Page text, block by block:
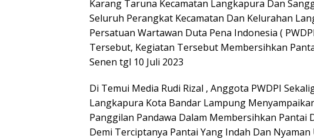
Karang Taruna Kecamatan Langkapura Dan
Seluruh Perangkat Kecamatan Dan Kelurahan
Persatuan Wartawan Duta Pena Indonesia (
Tersebut, Kegiatan Tersebut Membersihkan
Senen tgl 10 Juli 2023
Di Temui Media Rudi Rizal , Anggota PWDPI
Langkapura Kota Bandar Lampung
Panggilan Pandawa Dalam Membersihkan Pantai
Demi Terciptanya Pantai Yang Indah Dan